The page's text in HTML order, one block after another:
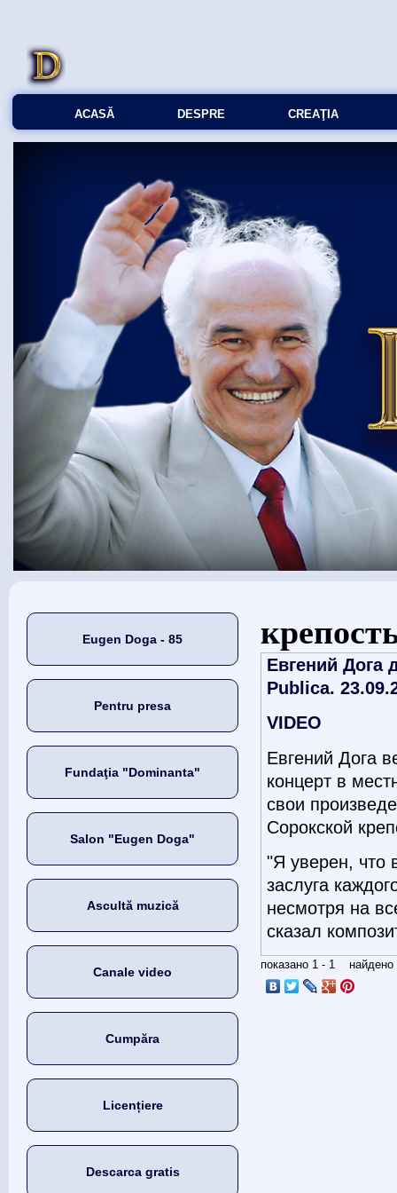
ACASĂ DESPRE CREAŢIA
Eugen Doga - 85
Pentru presa
Fundaţia "Dominanta"
Salon "Eugen Doga"
Ascultă muzică
Canale video
Cumpăra
Licențiere
Descarca gratis
Евгений Дога
Publica.
VIDEO
Евгений Дога
концерт в
свои
Сорокской
"Я уверен, что
заслуга
несмотря на
сказал
показано 1 - 1 найдено